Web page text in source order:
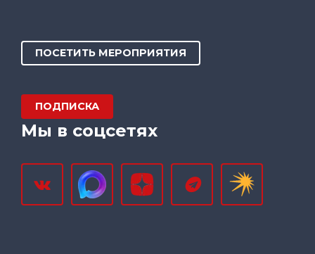
ПОСЕТИТЬ МЕРОПРИЯТИЯ
ПОДПИСКА
Мы в соцсетях